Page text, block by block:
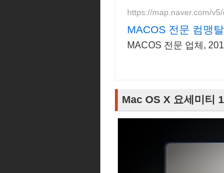
https://map.naver.com/
MACOS 전문 컴맹
MACOS 전문 업체,
Mac OS X 요세미티